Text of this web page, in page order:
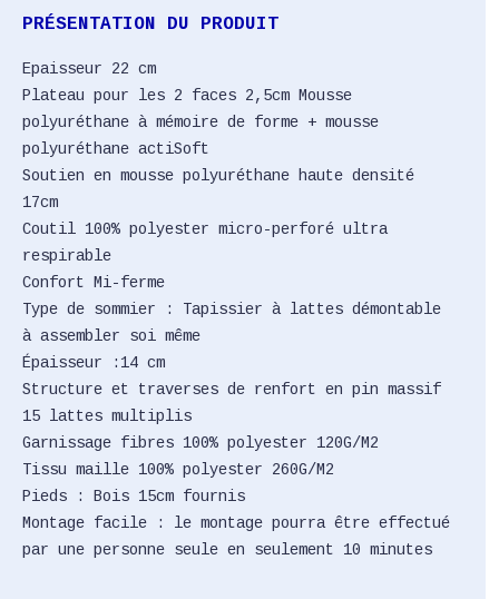
PRÉSENTATION DU PRODUIT
Epaisseur 22 cm
Plateau pour les 2 faces 2,5cm Mousse
polyuréthane à mémoire de forme + mousse
polyuréthane actiSoft
Soutien en mousse polyuréthane haute densité
17cm
Coutil 100% polyester micro-perforé ultra
respirable
Confort Mi-ferme
Type de sommier : Tapissier à lattes démontable
à assembler soi même
Épaisseur :14 cm
Structure et traverses de renfort en pin massif
15 lattes multiplis
Garnissage fibres 100% polyester 120G/M2
Tissu maille 100% polyester 260G/M2
Pieds : Bois 15cm fournis
Montage facile : le montage pourra être effectué
par une personne seule en seulement 10 minutes